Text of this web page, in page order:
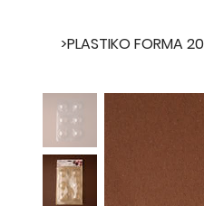
>PLASTIKO FORMA